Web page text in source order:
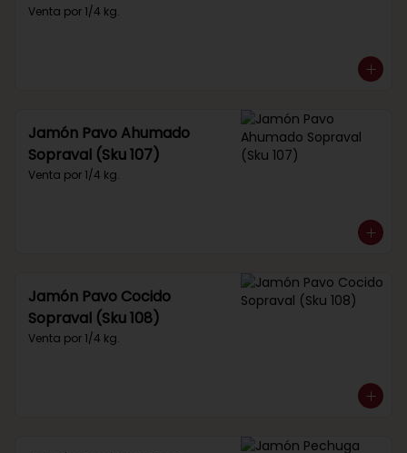
Venta por 1/4 kg.
Jamón Pavo Ahumado
Sopraval (Sku 107)
Venta por 1/4 kg.
Jamón Pavo Cocido
Sopraval (Sku 108)
Venta por 1/4 kg.